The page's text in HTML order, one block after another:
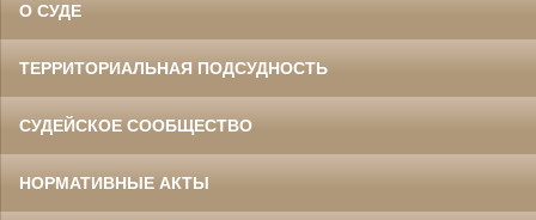
О СУДЕ
ТЕРРИТОРИАЛЬНАЯ ПОДСУДНОСТЬ
СУДЕЙСКОЕ СООБЩЕСТВО
НОРМАТИВНЫЕ АКТЫ